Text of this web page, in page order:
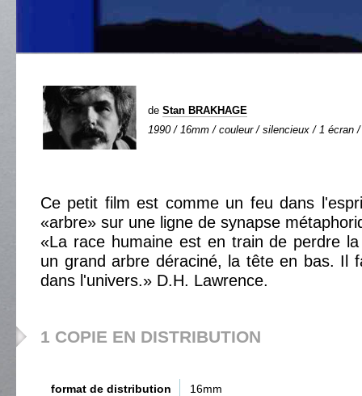
de Stan BRAKHAGE
1990 / 16mm / couleur / silencieux / 1 écran /
Ce petit film est comme un feu dans
«arbre» sur une ligne de synapse
«La race humaine est en train de perdre
un grand arbre déraciné, la tête en bas. Il
dans l'univers.» D.H. Lawrence.
1 COPIE EN DISTRIBUTION
format de distribution
16mm